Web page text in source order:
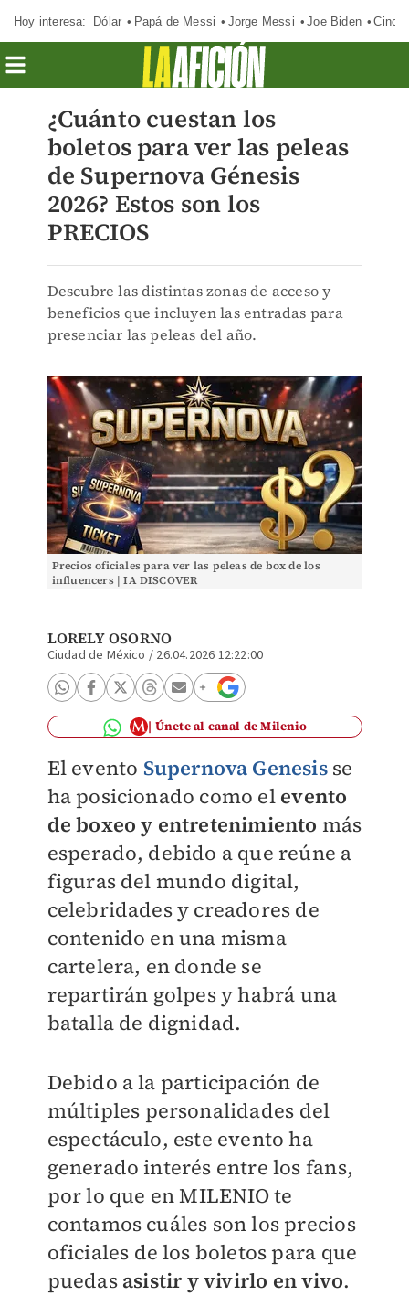
Hoy interesa: Dólar Papá de Messi Jorge Messi Joe Biden
¿Cuánto cuestan los
boletos para ver las peleas
de Supernova Génesis
2026? Estos son los
PRECIOS
Descubre las distintas zonas de acceso y
beneficios que incluyen las entradas para
presenciar las peleas del año.
Precios oficiales para ver las peleas de box de los
influencers | IA DISCOVER
LORELY OSORNO
Ciudad de México / 26.04.2026 12:22:00
Únete al canal de Milenio
El evento Supernova Genesisse
ha posicionado como elevento
de boxeo y entretenimiento más
esperado, debido a que reúne a
figuras del mundo digital,
celebridades y creadores de
contenido en una misma
cartelera, en donde se
repartirán golpes y habrá una
batalla de dignidad.
Debido a la participación de
múltiples personalidades del
espectáculo, este evento ha
generado interés entre los fans,
por lo que enMILENIOte
contamos cuáles son los precios
oficiales de los boletos para que
puedasasistir y vivirlo en vivo.